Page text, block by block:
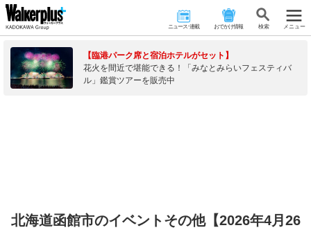
ニュース･連載 おでかけ情報 検 索 メニュー
【臨港パーク席と宿泊ホテルがセット】
花火を間近で堪能できる！「みなとみらいフェスティバ
ル」鑑賞ツアーを販売中
北海道函館市のイベントその他【2026年4月26